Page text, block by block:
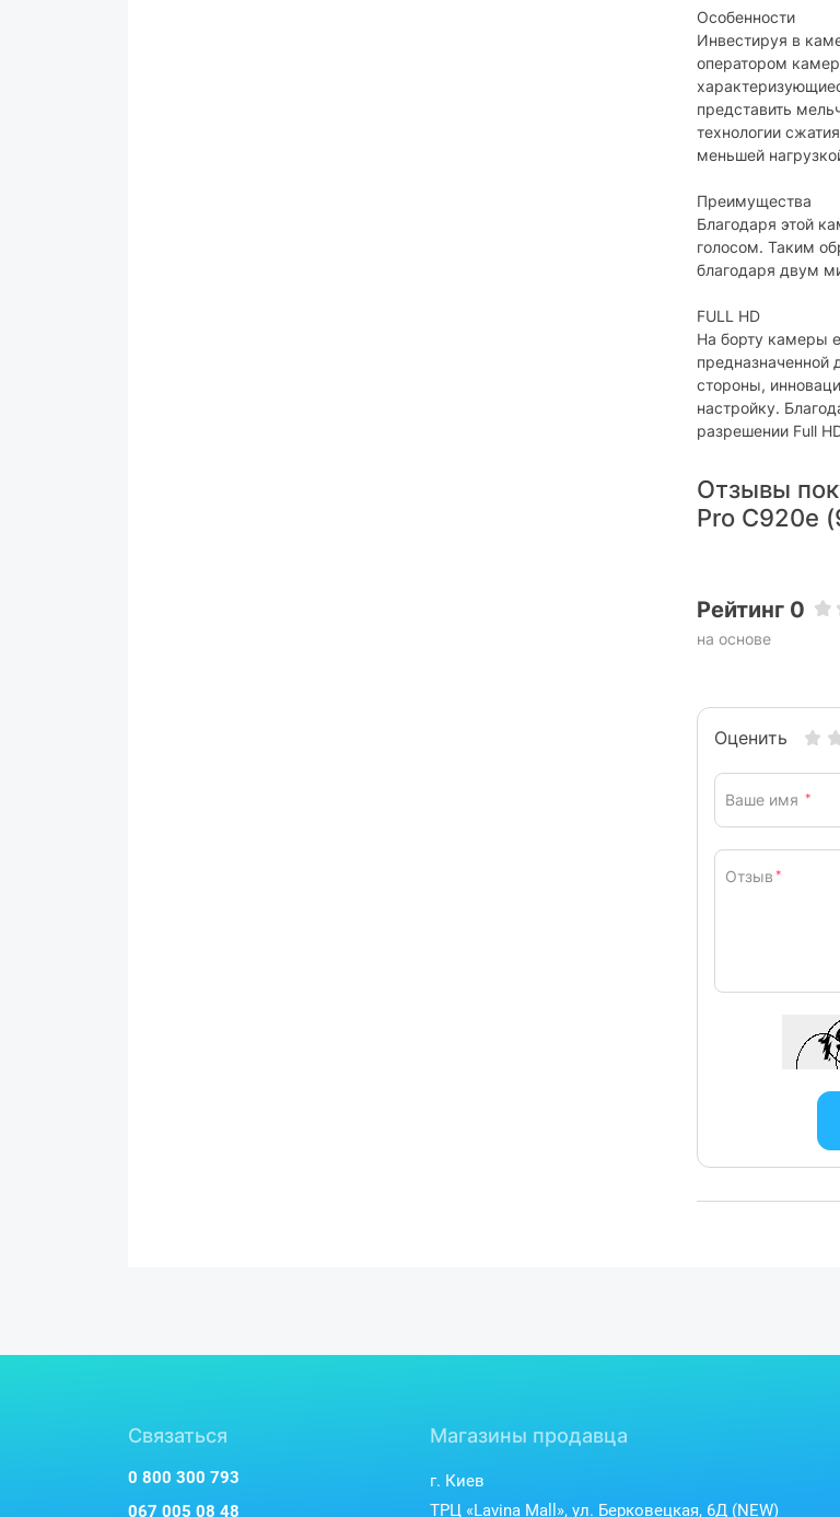
Особенности
Микрофон:
Индикатор
Длина кабеля:
Физические
Вес:
Цвет:
Комплектация
Характеристики и
без уведомления.
Особенности
Инвестируя в
оператором
представить
технологии
меньшей
Преимущества
Благодаря этой
голосом. Таким
благодаря двум
FULL HD
На борту камеры
предназначенной
стороны,
настройку.
разрешении Full
Отзывы
Pro C920e
Рейтинг 0
на основе
Оценить
Ваше имя *
Отзыв *
Связаться
0 800 300 793
067 005 08 48
Магазины продавца
г. Киев
ТРЦ «Lavina Mall», ул. Берковецкая, 6Д (NEW)